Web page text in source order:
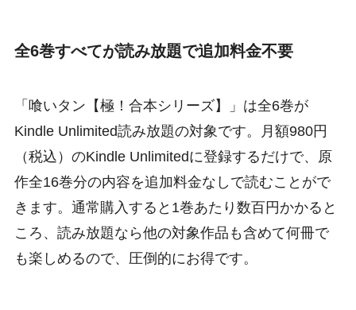
全6巻すべてが読み放題で追加料金不要
「喰いタン【極！合本シリーズ】」は全6巻が
Kindle Unlimited読み放題の対象です。月額980円
（税込）のKindle Unlimitedに登録するだけで、原
作全16巻分の内容を追加料金なしで読むことがで
きます。通常購入すると1巻あたり数百円かかると
ころ、読み放題なら他の対象作品も含めて何冊で
も楽しめるので、圧倒的にお得です。